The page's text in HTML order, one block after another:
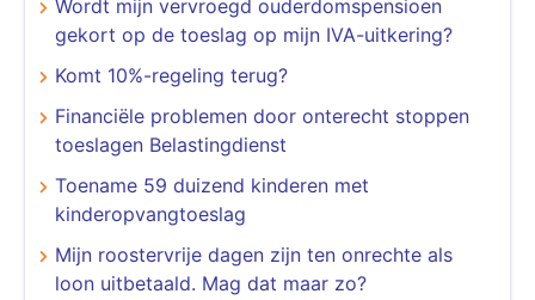
Wordt mijn vervroegd ouderdomspensioen
gekort op de toeslag op mijn IVA-uitkering?
Komt 10%-regeling terug?
Financiële problemen door onterecht stoppen
toeslagen Belastingdienst
Toename 59 duizend kinderen met
kinderopvangtoeslag
Mijn roostervrije dagen zijn ten onrechte als
loon uitbetaald. Mag dat maar zo?